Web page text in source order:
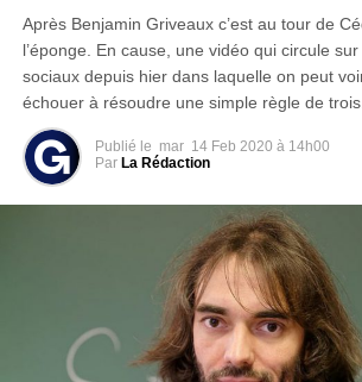
Après Benjamin Griveaux c’est au tour de
l’éponge. En cause, une vidéo qui circule
sociaux depuis hier dans laquelle on peut
échouer à résoudre une simple règle de
Publié le mar 14 Feb 2020 à 14h00
Par La Rédaction